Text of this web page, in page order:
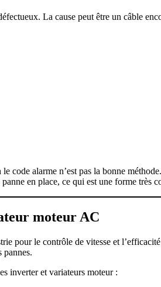
La cause peut être un câble
code alarme n’est pas la bonne
en place, ce qui est une forme très
moteur AC
pour le contrôle de vitesse et
pannes.
inverter et variateurs moteur :